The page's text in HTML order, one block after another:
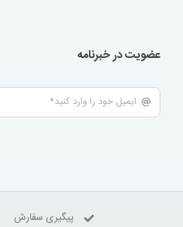
عضویت در خبرنامه
پیگیری سفارش